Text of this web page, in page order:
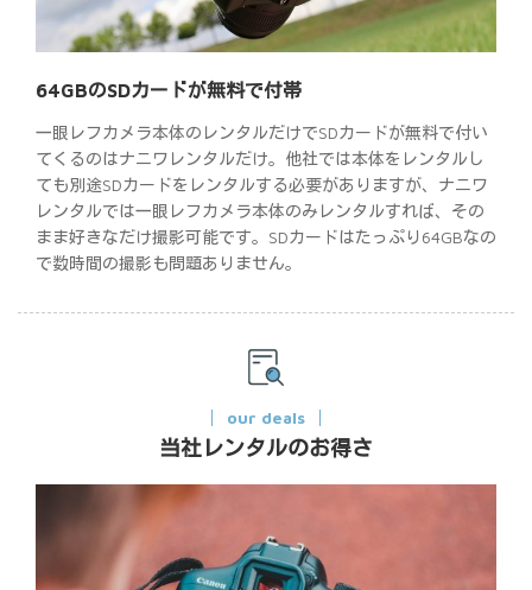
64GBのSDカードが無料で付帯
一眼レフカメラ本体のレンタルだけでSDカードが無料で付い
てくるのはナニワレンタルだけ。他社では本体をレンタルし
ても別途SDカードをレンタルする必要がありますが、ナニワ
レンタルでは一眼レフカメラ本体のみレンタルすれば、その
まま好きなだけ撮影可能です。SDカードはたっぷり64GBなの
で数時間の撮影も問題ありません。
our deals
当社レンタルのお得さ